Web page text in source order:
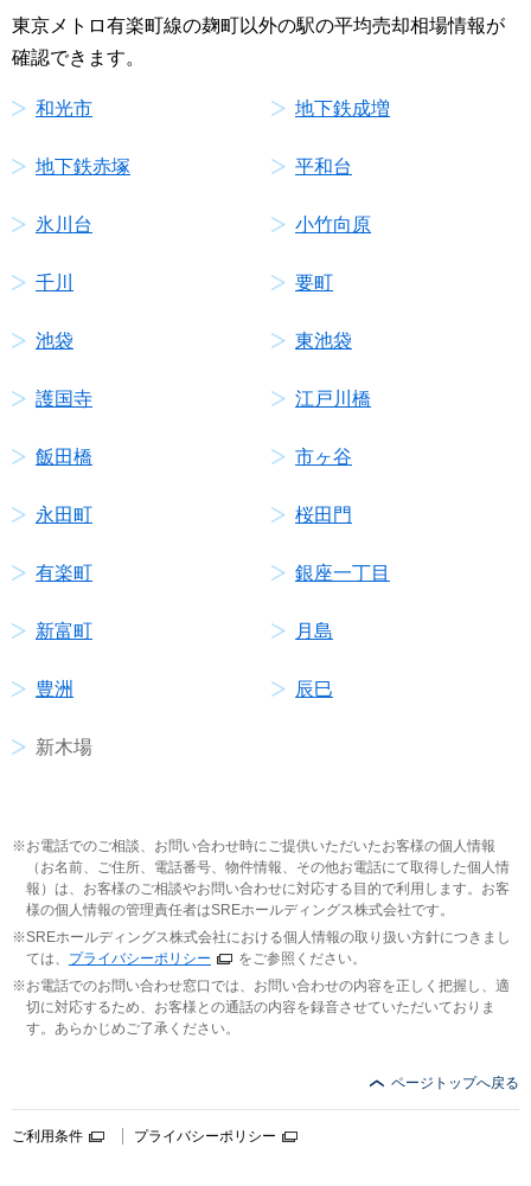
東京メトロ有楽町線の麹町以外の駅の平均売却相場情報が
確認できます。
和光市 地下鉄成増
地下鉄赤塚 平和台
氷川台 小竹向原
千川 要町
池袋 東池袋
護国寺 江戸川橋
飯田橋 市ヶ谷
永田町 桜田門
有楽町 銀座一丁目
新富町 月島
豊洲 辰巳
新木場
お電話でのご相談、お問い合わせ時にご提供いただいたお客様の個人情報
（お名前、ご住所、電話番号、物件情報、その他お電話にて取得した個人情
報）は、お客様のご相談やお問い合わせに対応する目的で利用します。お客
様の個人情報の管理責任者はSREホールディングス株式会社です。
SREホールディングス株式会社における個人情報の取り扱い方針につきまし
ては、 プライバシーポリシー
をご参照ください。
お電話でのお問い合わせ窓口では、お問い合わせの内容を正しく把握し、適
切に対応するため、お客様との通話の内容を録音させていただいておりま
す。あらかじめご了承ください。
ページトップへ戻る
ご利用条件 プライバシーポリシー